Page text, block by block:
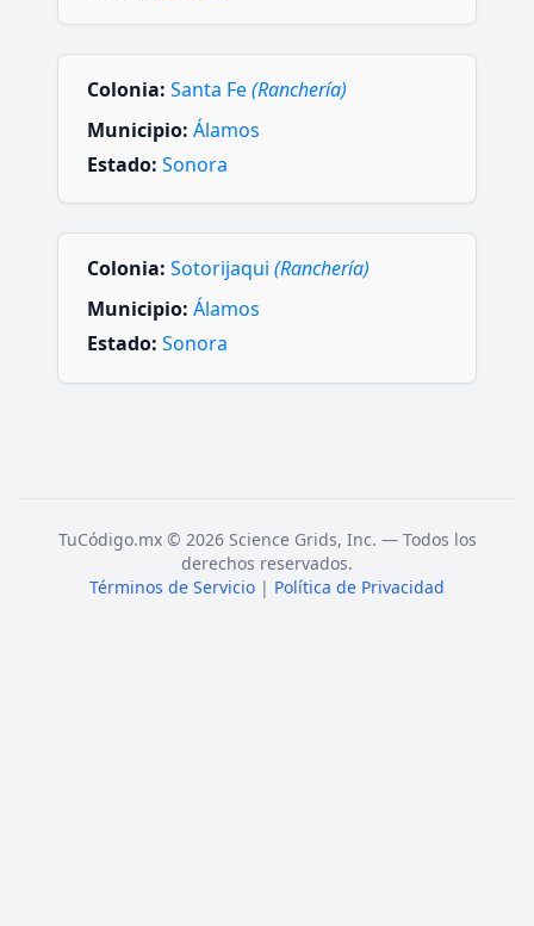
Colonia: Santa Fe(Ranchería)
Municipio: Álamos
Estado: Sonora
Colonia: Sotorijaqui (Ranchería)
Municipio: Álamos
Estado: Sonora
TuCódigo.mx © 2026 Science Grids, Inc. — Todos los
derechos reservados.
Términos de Servicio | Política de Privacidad